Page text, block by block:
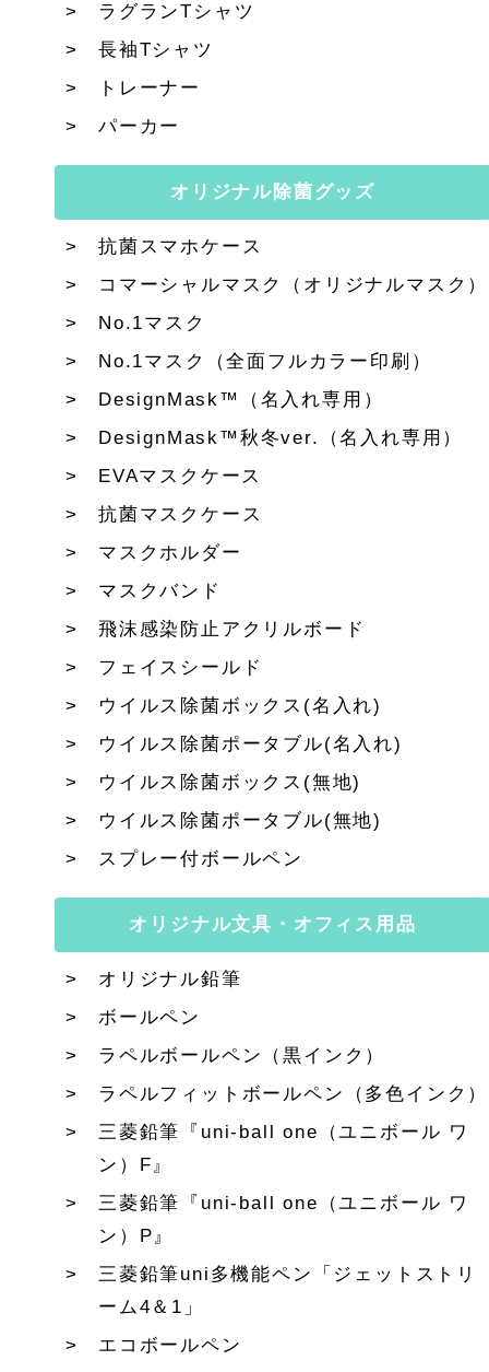
ラグランTシャツ
長袖Tシャツ
トレーナー
パーカー
オリジナル除菌グッズ
抗菌スマホケース
コマーシャルマスク（オリジナルマスク）
No.1マスク
No.1マスク（全面フルカラー印刷）
DesignMask™（名入れ専用）
DesignMask™秋冬ver.（名入れ専用）
EVAマスクケース
抗菌マスクケース
マスクホルダー
マスクバンド
飛沫感染防止アクリルボード
フェイスシールド
ウイルス除菌ボックス(名入れ)
ウイルス除菌ポータブル(名入れ)
ウイルス除菌ボックス(無地)
ウイルス除菌ポータブル(無地)
スプレー付ボールペン
オリジナル文具・オフィス用品
オリジナル鉛筆
ボールペン
ラペルボールペン（黒インク）
ラペルフィットボールペン（多色インク）
三菱鉛筆『uni-ball one（ユニボール ワ
ン）F』
三菱鉛筆『uni-ball one（ユニボール ワ
ン）P』
三菱鉛筆uni多機能ペン「ジェットストリ
ーム4＆1」
エコボールペン